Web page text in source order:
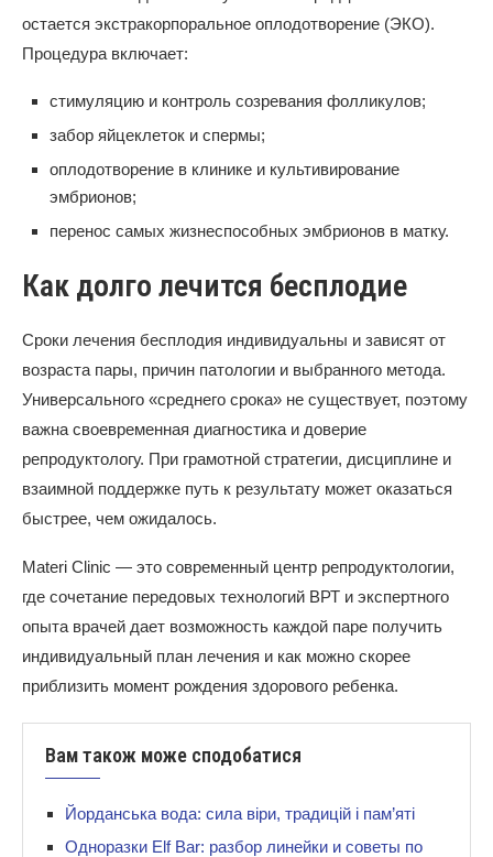
остается экстракорпоральное оплодотворение (ЭКО).
Процедура включает:
стимуляцию и контроль созревания фолликулов;
забор яйцеклеток и спермы;
оплодотворение в клинике и культивирование
эмбрионов;
перенос самых жизнеспособных эмбрионов в матку.
Как долго лечится бесплодие
Сроки лечения бесплодия индивидуальны и зависят от
возраста пары, причин патологии и выбранного метода.
Универсального «среднего срока» не существует, поэтому
важна своевременная диагностика и доверие
репродуктологу. При грамотной стратегии, дисциплине и
взаимной поддержке путь к результату может оказаться
быстрее, чем ожидалось.
Materi Clinic — это современный центр репродуктологии,
где сочетание передовых технологий ВРТ и экспертного
опыта врачей дает возможность каждой паре получить
индивидуальный план лечения и как можно скорее
приблизить момент рождения здорового ребенка.
Вам також може сподобатися
Йорданська вода: сила віри, традицій і пам’яті
Одноразки Elf Bar: разбор линейки и советы по